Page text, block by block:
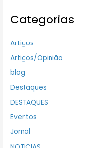
Categorias
Artigos
Artigos/Opinião
blog
Destaques
DESTAQUES
Eventos
Jornal